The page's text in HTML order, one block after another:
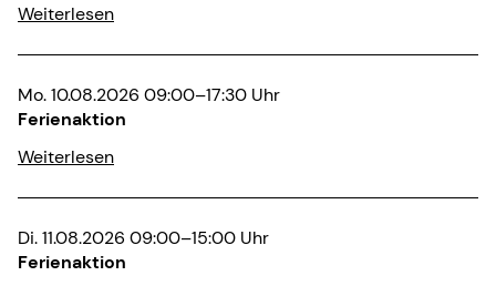
Weiterlesen
Mo. 10.08.2026 09:00–17:30 Uhr
Ferienaktion
Weiterlesen
Di. 11.08.2026 09:00–15:00 Uhr
Ferienaktion